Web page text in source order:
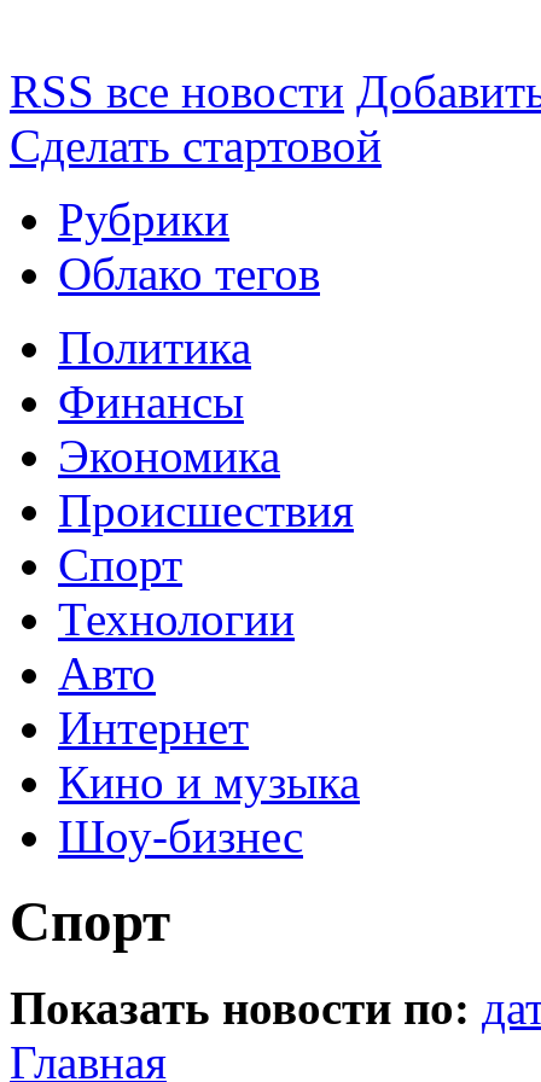
RSS все новости
Сделать стартовой
Рубрики
Облако тегов
Политика
Финансы
Экономика
Происшествия
Спорт
Технологии
Авто
Интернет
Кино и музыка
Шоу-бизнес
Спорт
Показать новости по:
Главная